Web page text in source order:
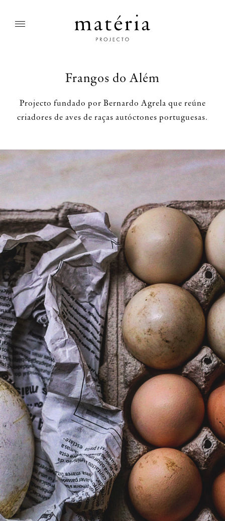
Frangos do Além
Projecto fundado por Bernardo Agrela que reúne
criadores de aves de raças autóctones portuguesas.